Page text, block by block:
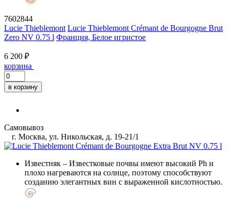
7602844
Lucie Thieblemont Lucie Thieblemont Crémant de Bourgogne Brut
Zero NV 0.75 l Франция, Белое игристое
6 200 ₽
корзина
в корзину
Самовывоз
г. Москва, ул. Никольская, д. 19-21/1
Известняк – Известковые почвы имеют высокий Ph и
плохо нагреваются на солнце, поэтому способствуют
созданию элегантных вин с выраженной кислотностью.